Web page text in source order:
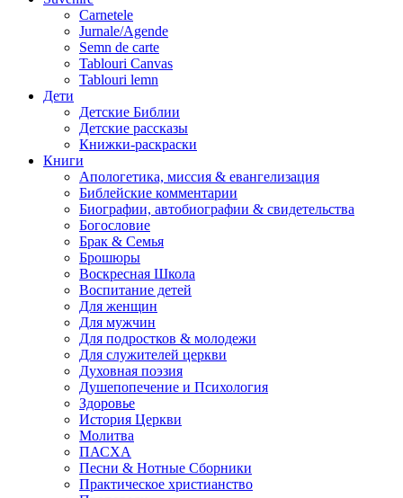
Carnetele
Jurnale/Agende
Semn de carte
Tablouri Canvas
Tablouri lemn
Дети
Детские Библии
Детские рассказы
Книжки-раскраски
Книги
Апологетика, миссия & евангелизация
Библейские комментарии
Биографии, автобиографии & свидетельства
Богословие
Брак & Семья
Брошюры
Воскресная Школа
Воспитание детей
Для женщин
Для мужчин
Для подростков & молодежи
Для служителей церкви
Духовная поэзия
Душепопечение и Психология
Здоровье
История Церкви
Молитва
ПАСХА
Песни & Нотные Сборники
Практическое христианство